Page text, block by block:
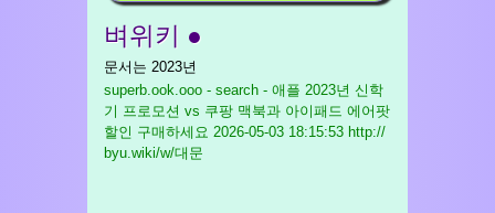
벼위키 ●
문서는 2023년
superb.ook.ooo - search - 애플 2023년 신학
기 프로모션 vs 쿠팡 맥북과 아이패드 에어팟
할인 구매하세요 2026-05-03 18:15:53 http://
byu.wiki/w/대문